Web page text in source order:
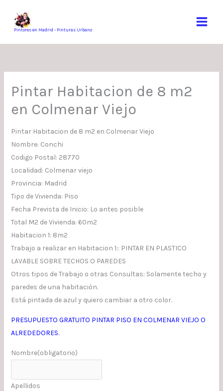
contenidoPintores en Madrid - Pinturas Urbano
Pintar Habitacion de 8 m2
en Colmenar Viejo
Pintar Habitacion de 8 m2 en Colmenar Viejo
Nombre: Conchi
Codigo Postal: 28770
Localidad: Colmenar viejo
Provincia: Madrid
Tipo de Vivienda: Piso
Fecha Prevista de Inicio: Lo antes posible
Total M2 de Vivienda: 60m2
Habitacion 1: 8m2
Trabajo a realizar en Habitacion 1:: PINTAR EN PLASTICO
LAVABLE SOBRE TECHOS O PAREDES
Otros tipos de Trabajo o otras Consultas: Solamente techo y
paredes de una habitación.
Está pintada de azul y quiero cambiar a otro color.
PRESUPUESTO GRATUITO PINTAR PISO EN COLMENAR VIEJO O
ALREDEDORES.
Nombre(obligatorio)
Apellidos